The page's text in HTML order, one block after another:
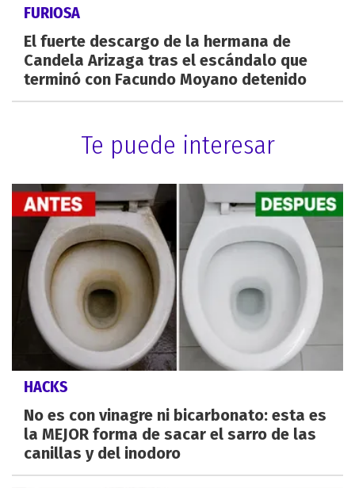
FURIOSA
El fuerte descargo de la hermana de
Candela Arizaga tras el escándalo que
terminó con Facundo Moyano detenido
Te puede interesar
HACKS
No es con vinagre ni bicarbonato: esta es
la MEJOR forma de sacar el sarro de las
canillas y del inodoro